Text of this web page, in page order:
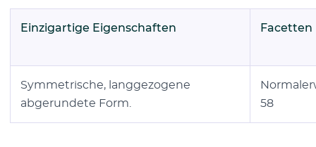
Einzigartige Eigenschaften Facetten
Symmetrische, langgezogene
abgerundete Form.
58